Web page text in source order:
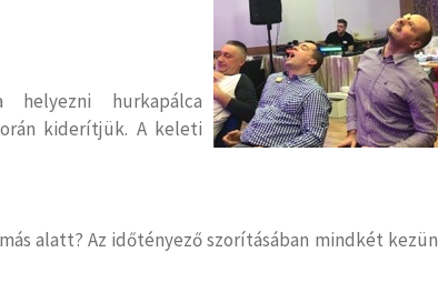
helyezni hurkapálca
kiderítjük. A keleti
alatt? Az időtényező szorításában mindkét